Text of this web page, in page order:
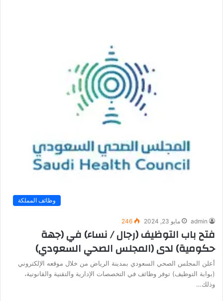
وظائف المملكة
admin مايو 23, 2024 246
فتح باب التوظيف (رجال / نساء) في (جهة
حكومية) لدى (المجلس الصحي السعودي)
أعلن المجلس الصحي السعودي بمدينة الرياض من خلال موقعه الإلكتروني
(بوابة التوظيف) توفر وظائف في التخصصات الإدارية والتقنية والقانونية،
وذلك…